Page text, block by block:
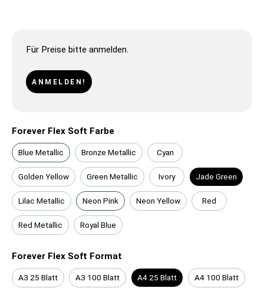
Für Preise bitte anmelden.
ANMELDEN!
Forever Flex Soft Farbe
Blue Metallic Bronze Metallic Cyan
Golden Yellow Green Metallic Ivory Jade Green
Lilac Metallic Neon Pink Neon Yellow Red
Red Metallic Royal Blue
Forever Flex Soft Format
A3 25 Blatt A3 100 Blatt A4 25 Blatt A4 100 Blatt